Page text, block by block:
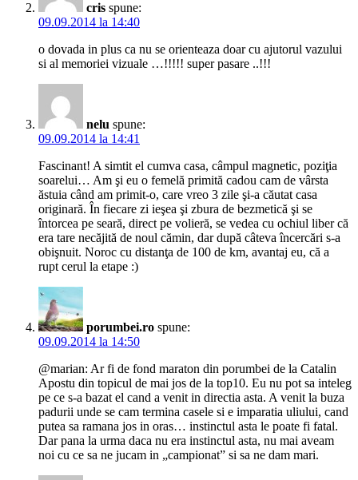
cris spune:
09.09.2014 la 14:40
o dovada in plus ca nu se orienteaza doar cu ajutorul vazului
si al memoriei vizuale …!!!!! super pasare ..!!!
nelu spune:
09.09.2014 la 14:41
Fascinant! A simtit el cumva casa, câmpul magnetic, poziţia
soarelui… Am şi eu o femelă primită cadou cam de vârsta
ăstuia când am primit-o, care vreo 3 zile şi-a căutat casa
originară. În fiecare zi ieşea şi zbura de bezmetică şi se
întorcea pe seară, direct pe volieră, se vedea cu ochiul liber că
era tare necăjită de noul cămin, dar după câteva încercări s-a
obişnuit. Noroc cu distanţa de 100 de km, avantaj eu, că a
rupt cerul la etape :)
porumbei.ro spune:
09.09.2014 la 14:50
@marian: Ar fi de fond maraton din porumbei de la Catalin
Apostu din topicul de mai jos de la top10. Eu nu pot sa inteleg
pe ce s-a bazat el cand a venit in directia asta. A venit la buza
padurii unde se cam termina casele si e imparatia uliului, cand
putea sa ramana jos in oras… instinctul asta le poate fi fatal.
Dar pana la urma daca nu era instinctul asta, nu mai aveam
noi cu ce sa ne jucam in „campionat” si sa ne dam mari.